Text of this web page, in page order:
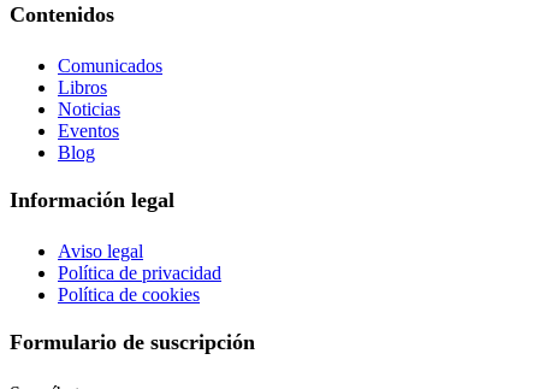
Contenidos
Comunicados
Libros
Noticias
Eventos
Blog
Información legal
Aviso legal
Política de privacidad
Política de cookies
Formulario de suscripción